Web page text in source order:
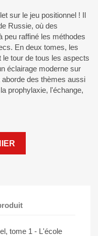
sur le jeu positionnel ! Il
Russie, où des
peu raffiné les méthodes
En deux tomes, les
tour de tous les aspects
éclairage moderne sur
des thèmes aussi
prophylaxie, l'échange,
tome 1 - L'école